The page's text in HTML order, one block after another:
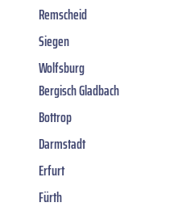
Remscheid
Siegen
Wolfsburg
Bergisch Gladbach
Bottrop
Darmstadt
Erfurt
Fürth